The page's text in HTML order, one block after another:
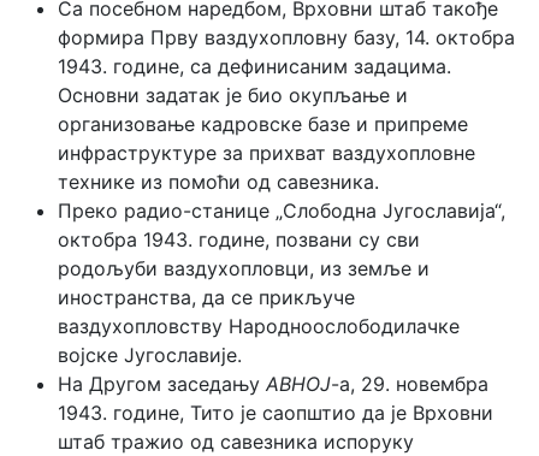
Са посебном наредбом, Врховни штаб такође
формира Прву ваздухопловну базу, 14. октобра
1943. године, са дефинисаним задацима.
Основни задатак је био окупљање и
организовање кадровске базе и припреме
инфраструктуре за прихват ваздухопловне
технике из помоћи од савезника.
Преко радио-станице „Слободна Југославија“,
октобра 1943. године, позвани су сви
родољуби ваздухопловци, из земље и
иностранства, да се прикључе
ваздухопловству Народноослободилачке
војске Југославије.
На Другом заседању АВНОЈ-а, 29. новембра
1943. године, Тито је саопштио да је Врховни
штаб тражио од савезника испоруку